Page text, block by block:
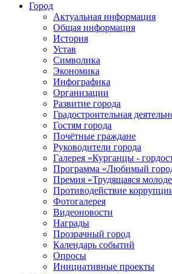
Город
Актуальная информация
Общая информация
История
Устав
Символика
Экономика
Инфографика
Организации
Развитие города
Градостроительная
Гостям города
Почётные граждане
Руководители города
Галерея «Курганцы -
Программа «Любимый
Премия «Трудящаяся
Противодействие
Фотогалерея
Видеоновости
Награды
Прозрачный город
Календарь событий
Опросы
Инициативные проекты